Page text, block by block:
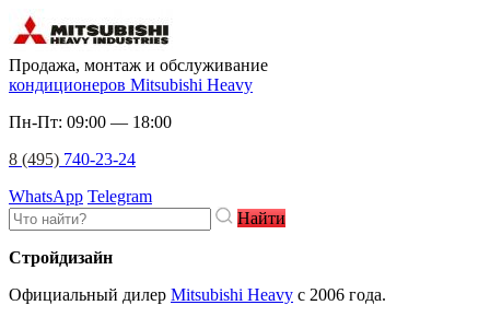
Продажа, монтаж и обслуживание
кондиционеров Mitsubishi Heavy
Пн-Пт: 09:00 — 18:00
8 (495) 740-23-24
WhatsApp Telegram
Найти
Стройдизайн
Официальный дилер Mitsubishi Heavy c 2006 года.